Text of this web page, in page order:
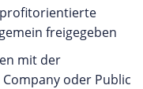
freigegeben
mit der
oder Public